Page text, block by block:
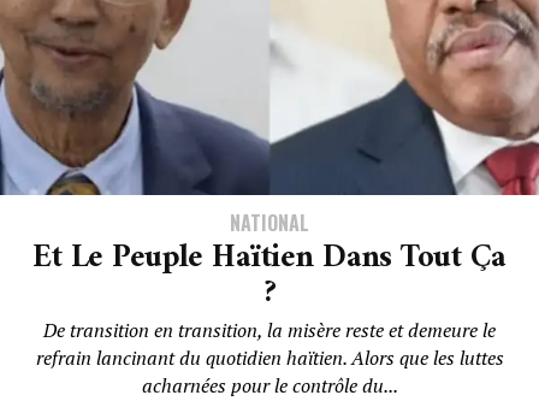
NATIONAL
Et Le Peuple Haïtien Dans Tout Ça
?
De transition en transition, la misère reste et demeure le
refrain lancinant du quotidien haïtien. Alors que les luttes
acharnées pour le contrôle du...